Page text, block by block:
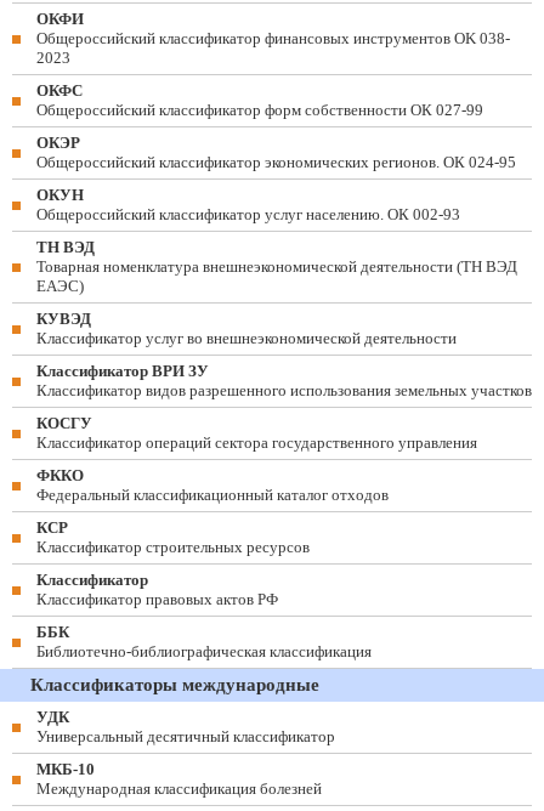
ОКФИ
Общероссийский классификатор финансовых инструментов OK 038-
2023
ОКФС
Общероссийский классификатор форм собственности ОК 027-99
ОКЭР
Общероссийский классификатор экономических регионов. ОК 024-95
ОКУН
Общероссийский классификатор услуг населению. ОК 002-93
ТН ВЭД
Товарная номенклатура внешнеэкономической деятельности (ТН ВЭД
ЕАЭС)
КУВЭД
Классификатор услуг во внешнеэкономической деятельности
Классификатор ВРИ ЗУ
Классификатор видов разрешенного использования земельных участков
КОСГУ
Классификатор операций сектора государственного управления
ФККО
Федеральный классификационный каталог отходов
КСР
Классификатор строительных ресурсов
Классификатор
Классификатор правовых актов РФ
ББК
Библиотечно-библиографическая классификация
Классификаторы международные
УДК
Универсальный десятичный классификатор
МКБ-10
Международная классификация болезней